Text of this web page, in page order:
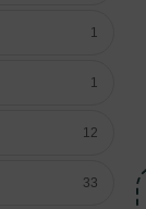
1
1
12
33